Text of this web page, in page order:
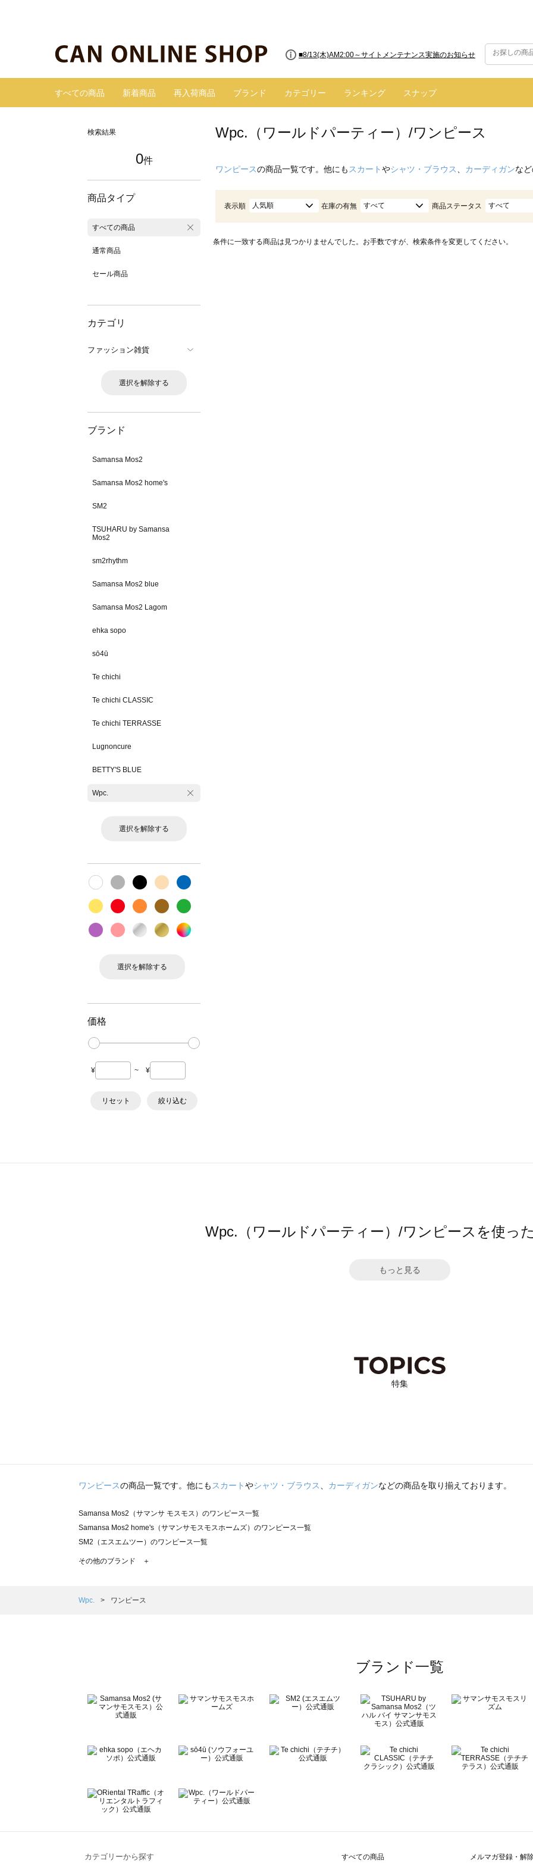
■8/13(木)AM2:00～サイトメンテナンス実施のお知らせ
すべての商品 新着商品 再入荷商品 ブランド カテゴリー ランキング スナップ
検索結果
0件
商品タイプ
すべての商品
通常商品
セール商品
カテゴリ
ファッション雑貨
選択を解除する
ブランド
Samansa Mos2
Samansa Mos2 home's
SM2
TSUHARU by Samansa
Mos2
sm2rhythm
Samansa Mos2 blue
Samansa Mos2 Lagom
ehka sopo
sō4ū
Te chichi
Te chichi CLASSIC
Te chichi TERRASSE
Lugnoncure
BETTY'S BLUE
Wpc.
選択を解除する
選択を解除する
価格
¥ ~ ¥
リセット 絞り込む
Wpc.（ワールドパーティー）/ワンピース
ワンピースの商品一覧です。他にも スカートやシャツ・ブラウス カーディガンな
表示順 人気順 在庫の有無 すべて 商品ステータス すべて
条件に一致する商品は見つかりませんでした。お手数ですが、検索条件を変更してください。
Wpc.（ワールドパーティー）/ワンピースを使っ
もっと見る
特集
ワンピースの商品一覧です。他にも スカートやシャツ・ブラウス カーディガンなどの商品を取り揃えております。
Samansa Mos2（サマンサ モスモス）のワンピース一覧
Samansa Mos2 home's（サマンサモスモスホームズ）のワンピース一覧
SM2（エスエムツー）のワンピース一覧
TSUHARU by Samansa Mos2（ツハルバイサマンサモスモス）のワンピース一覧
Samansa Mos2 Lagom（サマンサモスモス ラーゴム）のワンピース一覧
BETTY'S BLUE（べティーズブルー）のワンピース一覧
Wpc.（ワールドパーティー）のワンピース一覧
その他のブランド ＋
Wpc. ワンピース
ブランド一覧
カテゴリーから探す すべての商品 メルマガ登録・解